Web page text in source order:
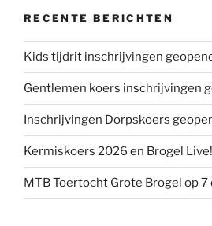
RECENTE BERICHTEN
Kids tijdrit inschrijvingen
Gentlemen koers inschrijvingen
Inschrijvingen Dorpskoers
Kermiskoers 2026 en Brogel Live!
MTB Toertocht Grote Brogel op